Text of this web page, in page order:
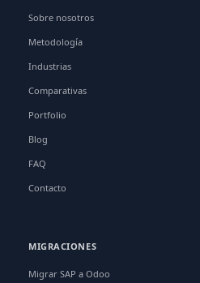
Sobre nosotros
Metodología
Industrias
Comparativas
Portfolio
Blog
FAQ
Contacto
MIGRACIONES
Migrar SAP a Odoo